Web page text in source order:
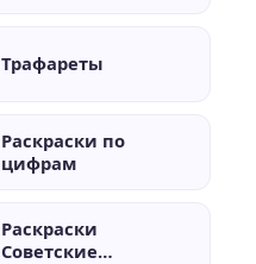
Трафареты
Раскраски по
цифрам
Раскраски
Советские